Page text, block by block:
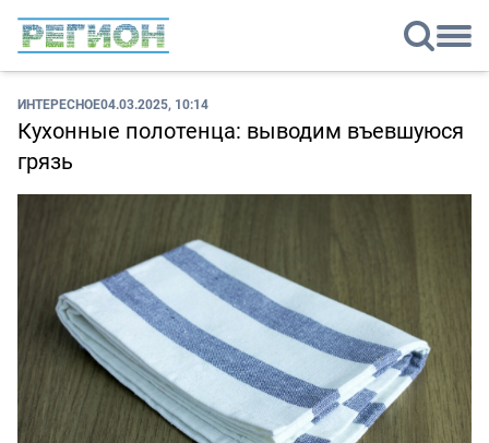
ИНТЕРЕСНОЕ04.03.2025, 10:14
Кухонные полотенца: выводим въевшуюся
грязь